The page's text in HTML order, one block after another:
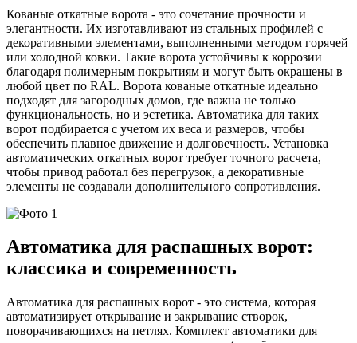
Кованые откатные ворота - это сочетание прочности и
элегантности. Их изготавливают из стальных профилей с
декоративными элементами, выполненными методом горячей
или холодной ковки. Такие ворота устойчивы к коррозии
благодаря полимерным покрытиям и могут быть окрашены в
любой цвет по RAL. Ворота кованые откатные идеально
подходят для загородных домов, где важна не только
функциональность, но и эстетика. Автоматика для таких
ворот подбирается с учетом их веса и размеров, чтобы
обеспечить плавное движение и долговечность. Установка
автоматических откатных ворот требует точного расчета,
чтобы привод работал без перегрузок, а декоративные
элементы не создавали дополнительного сопротивления.
Автоматика для распашных ворот:
классика и современность
Автоматика для распашных ворот - это система, которая
автоматизирует открывание и закрывание створок,
поворачивающихся на петлях. Комплект автоматики для